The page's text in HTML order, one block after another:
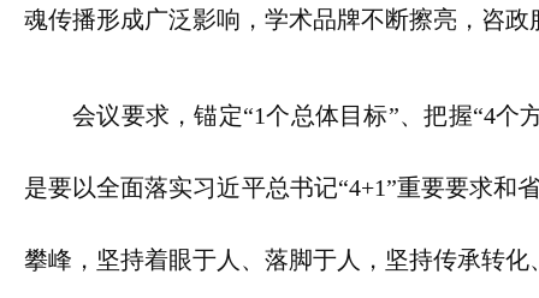
魂传播形成广泛影响，学术品牌不断擦亮，咨
会议要求，锚定“1个总体目标”、把握“4
是要以全面落实习近平总书记“4+1”重要要求和
攀峰，坚持着眼于人、落脚于人，坚持传承转